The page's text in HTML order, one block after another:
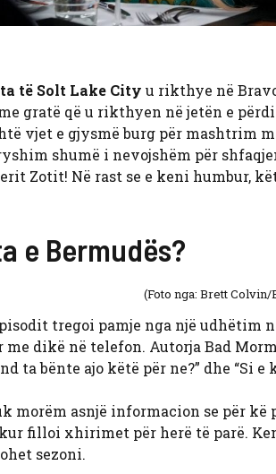
të Solt Lake City u rikthye në
gratë që u rikthyen në jetën e
vjet e gjysmë burg për mashtrim
shumë i nevojshëm për
Zotit! Në rast se e keni humbur,
e Bermudës?
(Foto nga: Brett
tregoi pamje nga një udhëtim
dikë në telefon. Autorja Bad
ta bënte ajo këtë për ne?” dhe “Si
morëm asnjë informacion se për kë
filloi xhirimet për herë të parë.
sezoni.